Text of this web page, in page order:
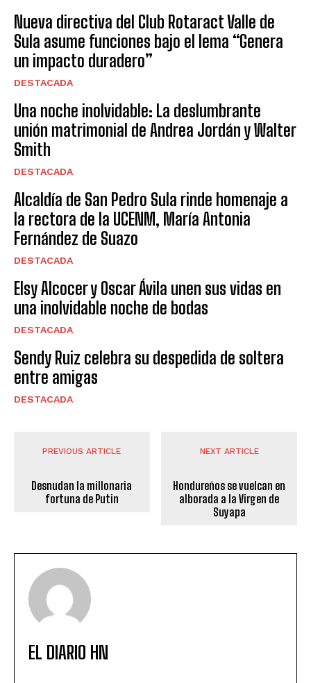
Nueva directiva del Club Rotaract Valle de
Sula asume funciones bajo el lema “Genera
un impacto duradero”
DESTACADA
Una noche inolvidable: La deslumbrante
unión matrimonial de Andrea Jordán y Walter
Smith
DESTACADA
Alcaldía de San Pedro Sula rinde homenaje a
la rectora de la UCENM, María Antonia
Fernández de Suazo
DESTACADA
Elsy Alcocer y Oscar Ávila unen sus vidas en
una inolvidable noche de bodas
DESTACADA
Sendy Ruiz celebra su despedida de soltera
entre amigas
DESTACADA
PREVIOUS ARTICLE
Desnudan la millonaria
fortuna de Putin
NEXT ARTICLE
Hondureños se vuelcan en
alborada a la Virgen de
Suyapa
EL DIARIO HN